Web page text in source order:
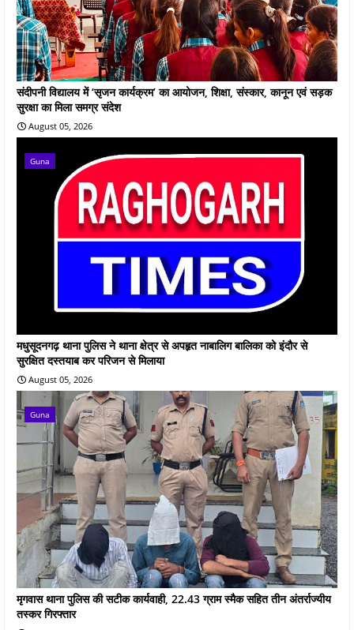
संदीपनी विद्यालय में ‘सृजन कार्यक्रम’ का आयोजन, शिक्षा, संस्कार, कानून एवं सड़क
सुरक्षा का मिला समग्र संदेश
August 05, 2026
Guna
मधुसूदनगढ़ थाना पुलिस ने थाना क्षेत्र से अपहृत नाबालिग बालिका को इंदौर से
सुरक्षित दस्तयाब कर परिजन से मिलाया
August 05, 2026
Guna
मृगवास थाना पुलिस की सटीक कार्यवाही, 22.43 ग्राम स्मैक सहित तीन अंतर्राज्यीय
तस्कर गिरफ्तार